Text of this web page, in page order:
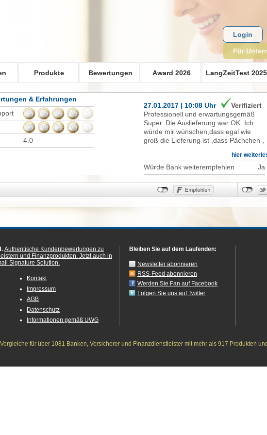
Produkte Bewertungen Award 2026 LangZeitTest 2025
Login
Für
& Erfahrungen
4.0
27.01.2017 | 10:08 Uhr
Verifiziert
Professionell und erwartungsgemäß
Super. Die Auslieferung war OK. Ich
würde mir wünschen,dass egal wie
groß die Lieferung ist ,dass Pächchen ,
hier
Würde Bank weiterempfehlen Ja
Authentische Kundenbewertungen zu
und Finanzprodukten. Jetzt auch in
Signature Solution.
Kontakt
Impressum
AGB
Datenschutz
Informationen gemäß UWG
Bleiben Sie auf dem Laufenden:
Newsletter abonnieren
RSS-Feed abonnieren
Werden Sie Fan auf Facebook
Folgen Sie uns auf Twitter
für über 1081 Banken, Versicherer und Finanzdienstleister mit mehr als 917 Produkten